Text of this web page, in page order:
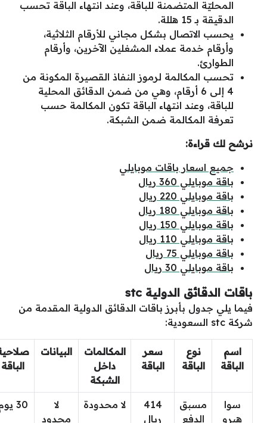
المحليّة المتضمنة للباقة، وعند انتهاء الباقة تحسب
الدقيقة بـ 15 هللة.
يحسب الاتصال بشكل مجاني للأرقام الثلاثية،
وأرقام خدمة عملاء المشغلين الآخرين، وأرقام
الطوارئ.
تحسب المكالمة لرموز النفاذ القصيرة المكونة من
4 إلى 6 أرقام، وهي من ضمن الدقائق المحلية
للباقة، وعند انتهاء الباقة تكون المكالمة حسب
تعرفة المكالمة ضمن الشبكة.
نرشح لك قراءة:
جميع اسعار باقات موبايلي
باقة موبايلي 360 ريال
باقة موبايلي 220 ريال
باقة موبايلي 180 ريال
باقة موبايلي 150 ريال
باقة موبايلي 110 ريال
باقة موبايلي 75 ريال
باقة موبايلي 30 ريال
باقات الدقائق الدولية stc
فيما يلي جدول بأبرز باقات الدقائق الدولية المقدمة من
شركة stc السعودية:
اسم
الباقة
نوع
الباقة
سعر
الباقة
المكالمات
داخل
الشبكة
البيانات
الباقة
سوا
هيرو
مسبق
الدفع
414
ريال
لا محدودة
لا
محدود
30 يوم